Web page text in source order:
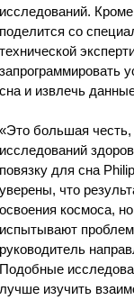
исследований.
поделится со
технической
запрограммировать
сна и извлечь
«Это большая
исследований
повязку для сна
уверены, что
освоения космоса,
испытывают
руководитель
Подобные
лучше изучить